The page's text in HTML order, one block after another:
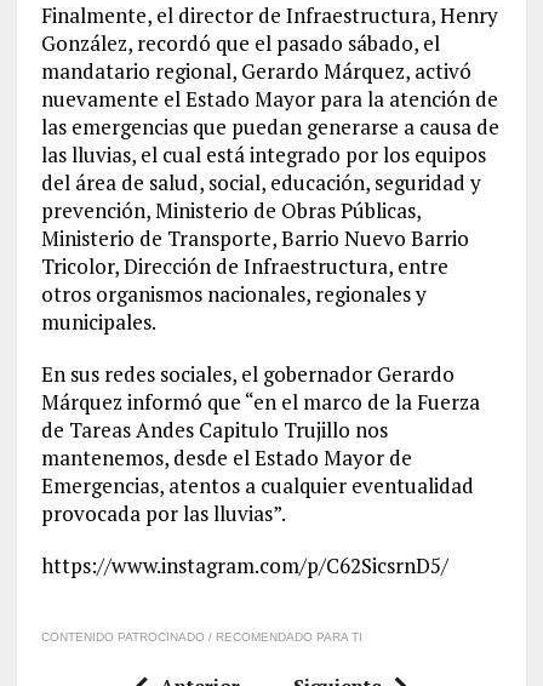
Finalmente, el director de Infraestructura, Henry
González, recordó que el pasado sábado, el
mandatario regional, Gerardo Márquez, activó
nuevamente el Estado Mayor para la atención de
las emergencias que puedan generarse a causa de
las lluvias, el cual está integrado por los equipos
del área de salud, social, educación, seguridad y
prevención, Ministerio de Obras Públicas,
Ministerio de Transporte, Barrio Nuevo Barrio
Tricolor, Dirección de Infraestructura, entre
otros organismos nacionales, regionales y
municipales.
En sus redes sociales, el gobernador Gerardo
Márquez informó que “en el marco de la Fuerza
de Tareas Andes Capitulo Trujillo nos
mantenemos, desde el Estado Mayor de
Emergencias, atentos a cualquier eventualidad
provocada por las lluvias”.
https://www.instagram.com/p/C62SicsrnD5/
CONTENIDO PATROCINADO / RECOMENDADO PARA TI